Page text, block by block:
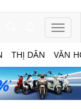
THỊ DÂN VĂN